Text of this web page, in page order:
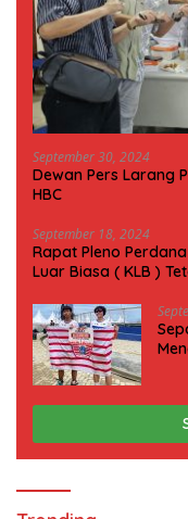
September 30, 2024
Dewan Pers Larang
HBC
September 18, 2024
Rapat Pleno
Luar Biasa ( KLB )